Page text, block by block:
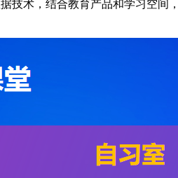
技术，结合教育产品和学习空